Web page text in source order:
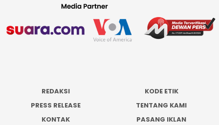
REDAKSI
KODE ETIK
PRESS RELEASE
TENTANG KAMI
KONTAK
PASANG IKLAN